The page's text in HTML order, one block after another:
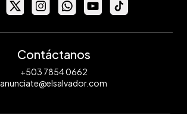
Contáctanos
+503 7854 0662
anunciate@elsalvador.com